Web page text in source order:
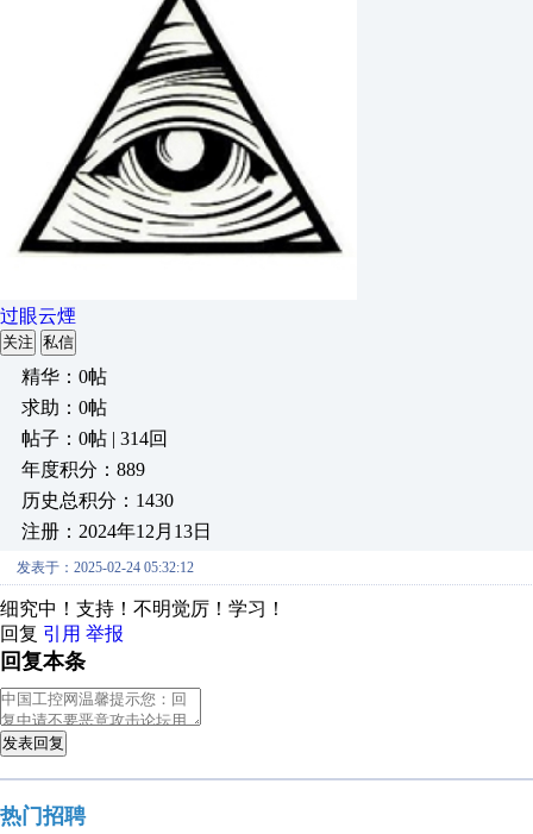
过眼云煙
关注 私信
精华：0帖
求助：0帖
帖子：0帖 | 314回
年度积分：889
历史总积分：1430
注册：2024年12月13日
发表于：2025-02-24 05:32:12
细究中！支持！不明觉厉！学习！
回复 引用 举报
回复本条
发表回复
热门招聘